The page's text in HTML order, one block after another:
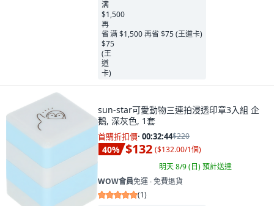
满 $1,500 再省 $75 (王道卡)
sun-star可愛動物三連拍浸透印章3入組 企
鵝, 深灰色, 1套
首購折扣價· 00:32:42$220
40% $132 ($132.00/1個)
明天 8/9 (日)預計送達
WOW會員免運 ∙ 免費退貨
(1)